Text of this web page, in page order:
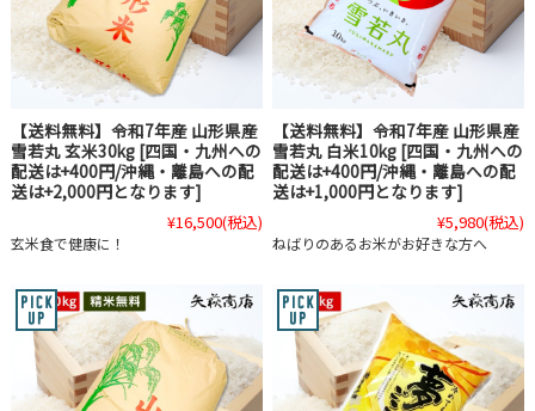
【送料無料】令和7年産 山形県産
雪若丸 玄米30kg [四国・九州への
配送は+400円/沖縄・離島への配
送は+2,000円となります]
¥16,500(税込)
玄米食で健康に！
【送料無料】令和7年産 山形県産
雪若丸 白米10kg [四国・九州への
配送は+400円/沖縄・離島への配
送は+1,000円となります]
¥5,980(税込)
ねばりのあるお米がお好きな方へ